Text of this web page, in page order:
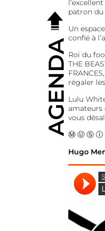
patron du
Un
confié à
Roi du
THE
régaler
Lulu
amateurs
vous
Ⓜ Ⓤ Ⓢ Ⓘ
Hugo
AGENDA